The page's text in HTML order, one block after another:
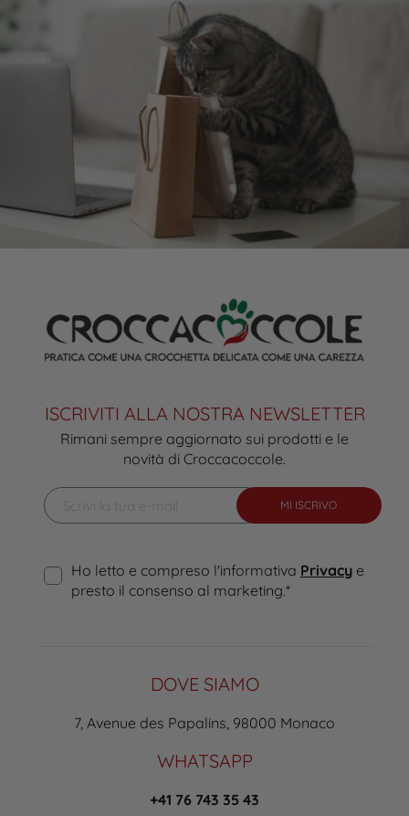
ISCRIVITI ALLA NOSTRA NEWSLETTER
Rimani sempre aggiornato sui prodotti e le
novità di Croccacoccole.
MI ISCRIVO
Ho letto e compreso l'informativa Privacye
presto il consenso al marketing.*
DOVE SIAMO
7, Avenue des Papalins, 98000 Monaco
WHATSAPP
+41 76 743 35 43